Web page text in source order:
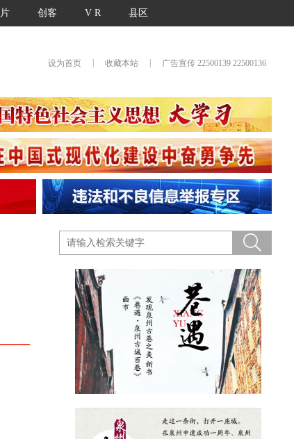
创客 V R 县区
设为首页 收藏本站 广告宣传 22500139 22500136